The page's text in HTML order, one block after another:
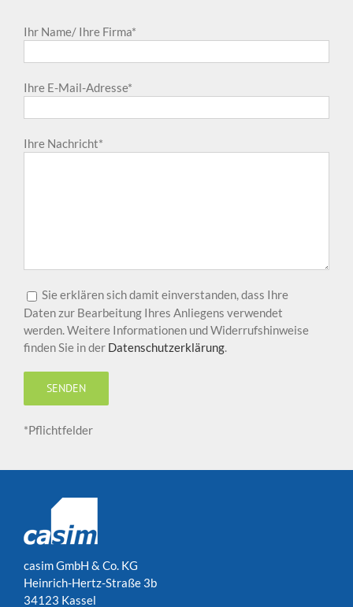
Ihr Name/ Ihre Firma*
Ihre E-Mail-Adresse*
Ihre Nachricht*
Sie erklären sich damit einverstanden, dass Ihre
Daten zur Bearbeitung Ihres Anliegens verwendet
werden. Weitere Informationen und Widerrufshinweise
finden Sie in der Datenschutzerklärung
*Pflichtfelder
casim GmbH & Co. KG
Heinrich-Hertz-Straße 3b
34123 Kassel